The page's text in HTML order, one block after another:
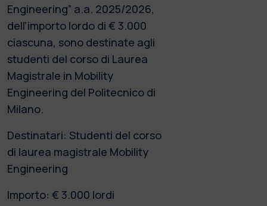
Engineering” a.a. 2025/2026,
dell’importo lordo di € 3.000
ciascuna, sono destinate agli
studenti del corso di Laurea
Magistrale in Mobility
Engineering del Politecnico di
Milano.
Destinatari: Studenti del corso
di laurea magistrale Mobility
Engineering
Importo: € 3.000 lordi